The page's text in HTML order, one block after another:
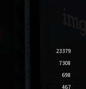
23379
7308
698
467